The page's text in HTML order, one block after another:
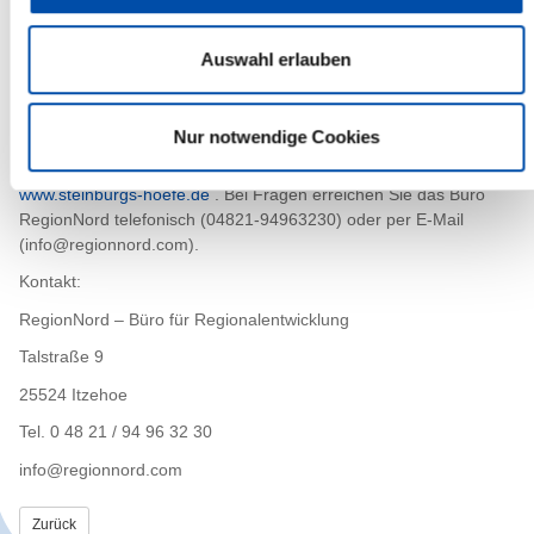
Auswahl erlauben
Nur notwendige Cookies
Parallel zur Investitionsförderung verläuft das Beratungsmodul
ohne Fristen. Es sind dauerhaft Anfragen möglich, sei es für die
Hälfte durch den Kreis Steinburg bezuschusst wird.
Weitere Informationen zu allen Inhalten des Förderprogramms
sowie Formulare und Auswahlkriterien finden Sie auf
www.steinburgs-hoefe.de. Bei Fragen erreichen Sie das Büro
RegionNord telefonisch (04821-94963230) oder per E-Mail
(info@regionnord.com).
Kontakt:
RegionNord – Büro für Regionalentwicklung
Talstraße 9
25524 Itzehoe
Tel. 0 48 21 / 94 96 32 30
info@regionnord.com
Zurück